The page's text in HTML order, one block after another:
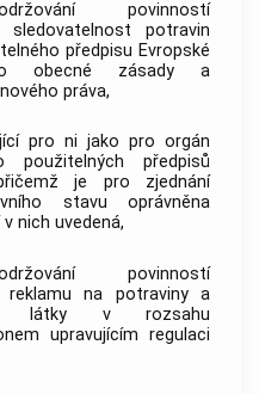
povinností
sledovatelnost potravin
předpisu Evropské
obecné zásady a
práva,
pro ni jako pro orgán
předpisů
je pro zjednání
stavu oprávněna
nich uvedená,
povinností
reklamu na potraviny a
látky v rozsahu
upravujícím regulaci